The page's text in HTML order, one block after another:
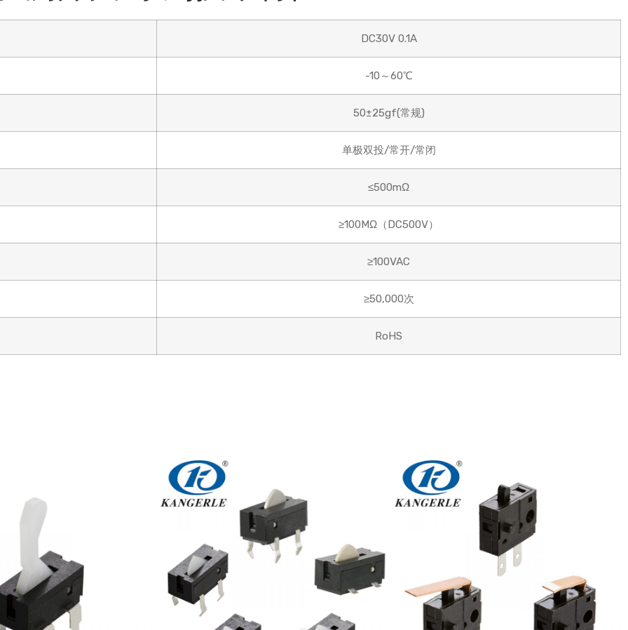
手机号/WhatsApp/微信
DC30V 0.1A
-10～60℃
50±25gf(常规)
单极双投/常开/常闭
≤500mΩ
≥100MΩ（DC500V）
≥100VAC
≥50,000次
RoHS